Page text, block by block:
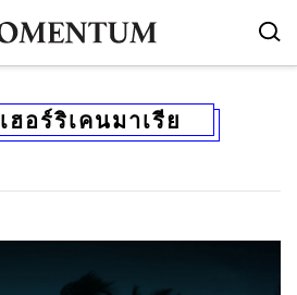
เฮอร์ริเคนมาเรีย